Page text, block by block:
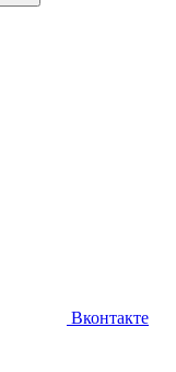
Вконтакте